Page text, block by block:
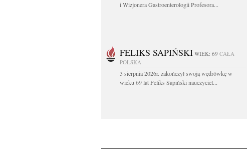
i Wizjonera Gastroenterologii Profesora...
FELIKS SAPIŃSKI WIEK: 69 CAŁA
POLSKA
3 sierpnia 2026r. zakończył swoją wędrówkę w
wieku 69 lat Feliks Sapiński nauczyciel...